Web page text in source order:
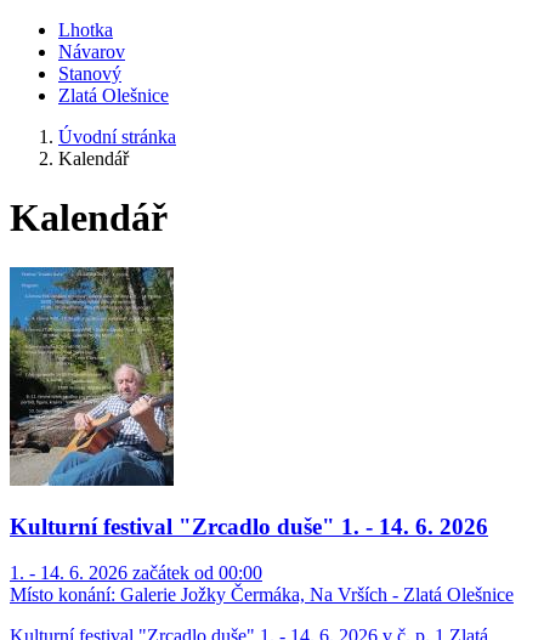
Lhotka
Návarov
Stanový
Zlatá Olešnice
Úvodní stránka
Kalendář
Kalendář
Kulturní festival "Zrcadlo duše" 1. - 14. 6. 2026
1. - 14. 6. 2026 začátek od 00:00
Místo konání: Galerie Jožky Čermáka, Na Vrších - Zlatá Olešnice